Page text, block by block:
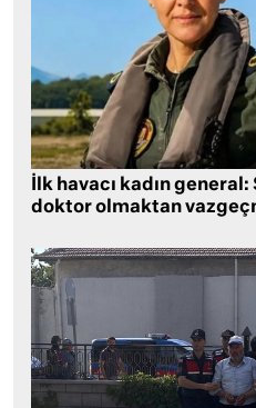
İlk havacı kadın
doktor olmaktan